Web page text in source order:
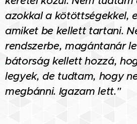
azokkal a kötöttségekkel,
amiket be kellett tartani.
rendszerbe, magántanár
bátorság kellett hozzá,
legyek, de tudtam, hogy
megbánni. Igazam lett."